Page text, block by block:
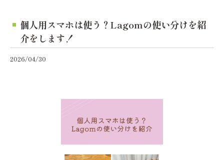
個人用スマホは使う？Lagomの使い分けを紹
介をします！
2026/04/30